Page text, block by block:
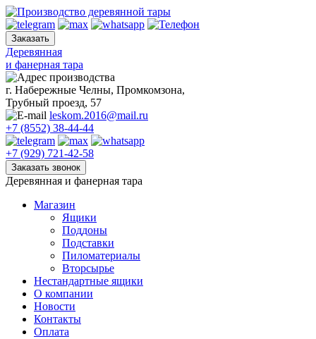
Skip
to
content
Деревянная
и фанерная тара
г. Набережные Челны, Промкомзона,
Трубный проезд, 57
leskom.2016@mail.ru
+7 (8552) 38-44-44
+7 (929) 721-42-58
Деревянная и фанерная тара
Магазин
Ящики
Поддоны
Подставки
Пиломатериалы
Вторсырье
Нестандартные ящики
О компании
Новости
Контакты
Оплата